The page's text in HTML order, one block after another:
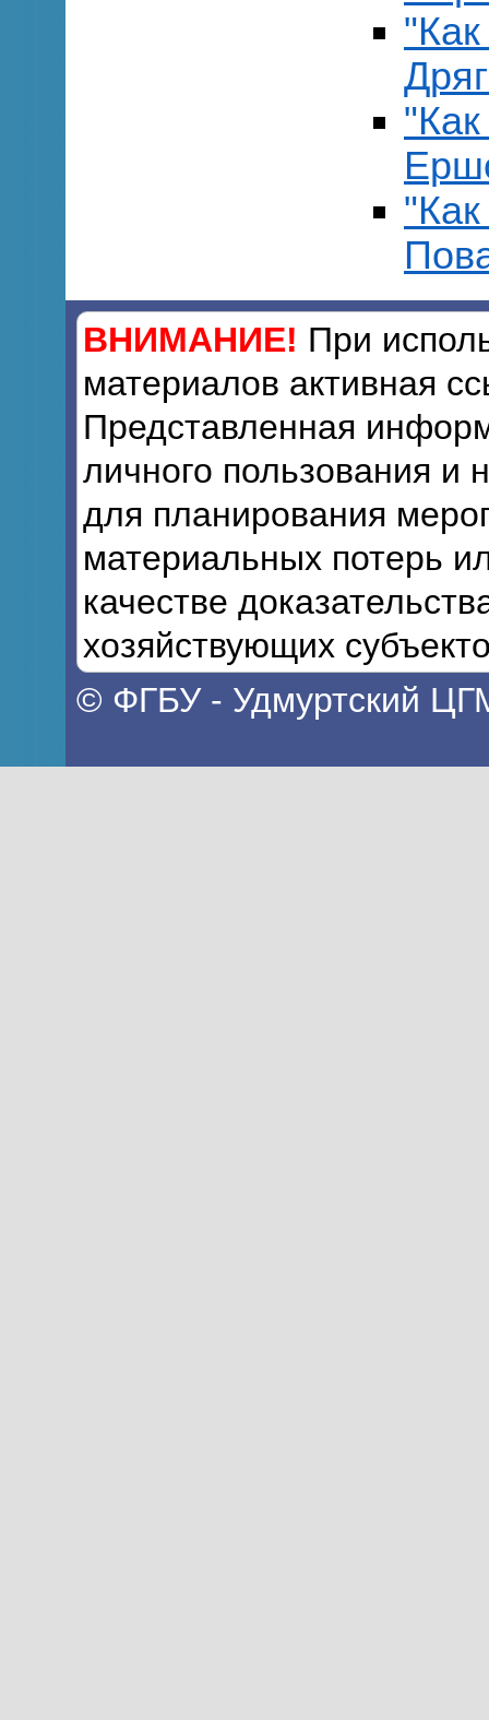
ВНИМАНИЕ! При
материалов активная
Представленная
личного пользования и
для планирования
материальных потерь
качестве
хозяйствующих
© ФГБУ - Удмуртский